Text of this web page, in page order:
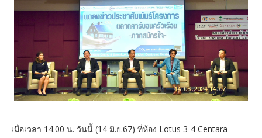
เมื่อเวลา 14.00 น. วันนี้ (14 มิ.ย.67) ที่ห้อง Lotus 3-4 Centara